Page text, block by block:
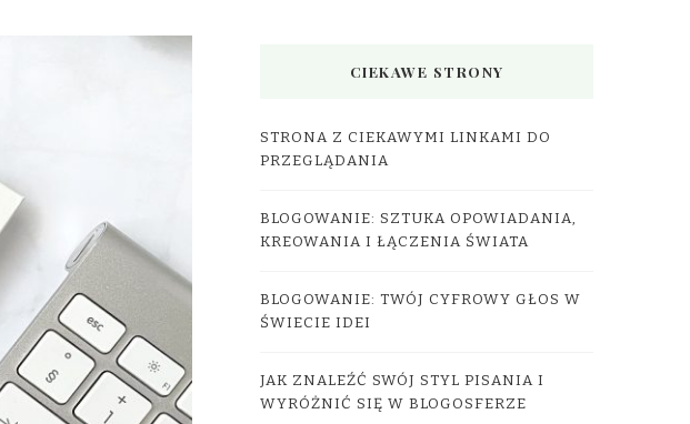
CIEKAWE STRONY
STRONA Z CIEKAWYMI LINKAMI DO
PRZEGLĄDANIA
BLOGOWANIE: SZTUKA OPOWIADANIA,
KREOWANIA I ŁĄCZENIA ŚWIATA
BLOGOWANIE: TWÓJ CYFROWY GŁOS W
ŚWIECIE IDEI
JAK ZNALEŹĆ SWÓJ STYL PISANIA I
WYRÓŻNIĆ SIĘ W BLOGOSFERZE